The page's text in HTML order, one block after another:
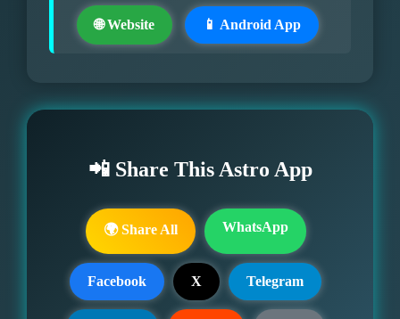
🌐 Website 📱 Android App
📲 Share This Astro App
🌍 Share All WhatsApp
Facebook X Telegram